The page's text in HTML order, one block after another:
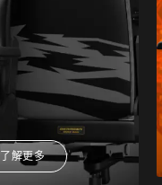
了解更多